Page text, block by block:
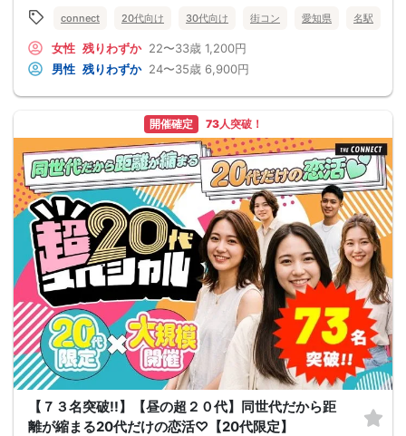
connect 20代向け 30代向け 街コン 愛知県 名駅
女性 残りわずか 22〜33歳 1,200円
男性 残りわずか 24〜35歳 6,900円
開催確定 73人突破！
【７３名突破!!】【昼の超２０代】同世代だから距
離が縮まる20代だけの恋活♡【20代限定】